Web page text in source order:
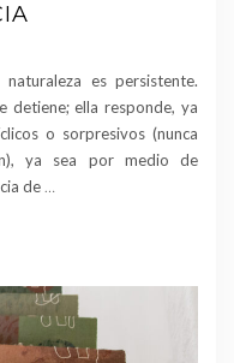
es persistente.
detiene; ella responde, ya
o sorpresivos (nunca
ya sea por medio de
de…